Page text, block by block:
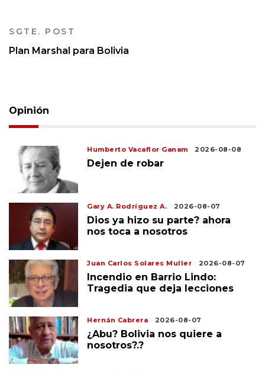
SGTE. POST
Plan Marshal para Bolivia
Opinión
Humberto Vacaflor Ganam 2026-08-08
Dejen de robar
Gary A. Rodríguez A. 2026-08-07
Dios ya hizo su parte? ahora
nos toca a nosotros
Juan Carlos Solares Muller 2026-08-07
Incendio en Barrio Lindo:
Tragedia que deja lecciones
Hernán Cabrera 2026-08-07
¿Abu? Bolivia nos quiere a
nosotros?.?